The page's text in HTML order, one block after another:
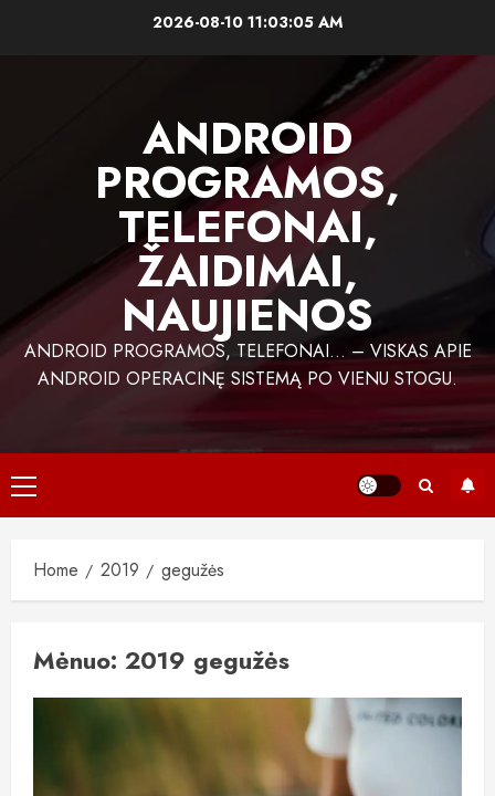
2026-08-10 11:03:05 AM
ANDROID
PROGRAMOS,
TELEFONAI,
ŽAIDIMAI,
NAUJIENOS
ANDROID PROGRAMOS, TELEFONAI… – VISKAS APIE
ANDROID OPERACINĘ SISTEMĄ PO VIENU STOGU.
Primary
Menu
Home 2019 gegužės
Mėnuo: 2019 gegužės